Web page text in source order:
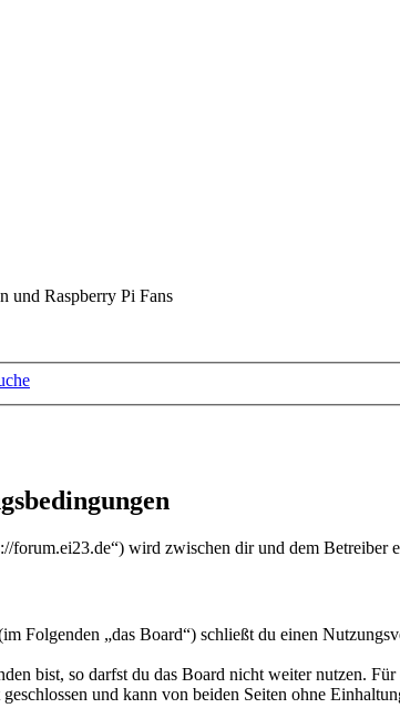
und Raspberry Pi Fans
wird zwischen dir und dem Betreiber
Folgenden „das Board“) schließt du einen
bist, so darfst du das Board nicht weiter nutzen.
und kann von beiden Seiten ohne